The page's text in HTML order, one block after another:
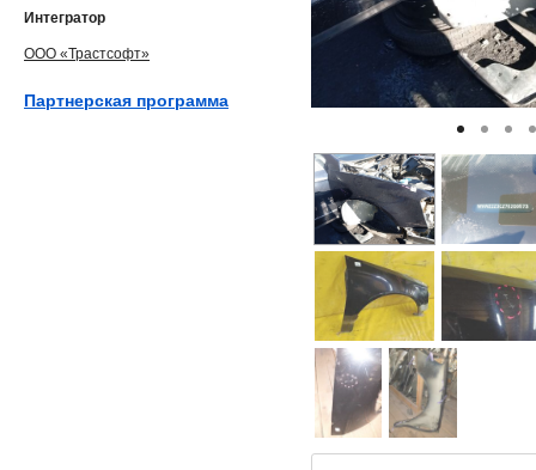
Интегратор
ООО «Трастсофт»
Партнерская программа